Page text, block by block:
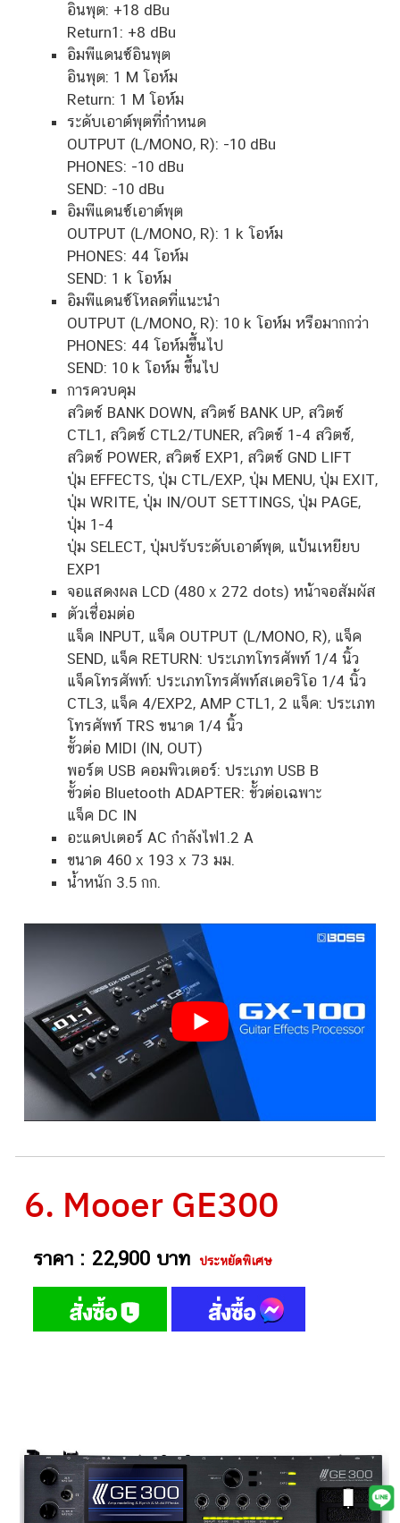
อินพุต: +18 dBu
Return1: +8 dBu
อิมพีแดนซ์อินพุต
อินพุต: 1 M โอห์ม
Return: 1 M โอห์ม
ระดับเอาต์พุตที่กำหนด
OUTPUT (L/MONO, R): -10 dBu
PHONES: -10 dBu
SEND: -10 dBu
อิมพีแดนซ์เอาต์พุต
OUTPUT (L/MONO, R): 1 k โอห์ม
PHONES: 44 โอห์ม
SEND: 1 k โอห์ม
อิมพีแดนซ์โหลดที่แนะนำ
OUTPUT (L/MONO, R): 10 k โอห์ม หรือมากกว่า
PHONES: 44 โอห์มขึ้นไป
SEND: 10 k โอห์ม ขึ้นไป
การควบคุม
สวิตช์ BANK DOWN, สวิตช์ BANK UP, สวิตช์
CTL1, สวิตช์ CTL2/TUNER, สวิตช์ 1-4 สวิตช์,
สวิตช์ POWER, สวิตช์ EXP1, สวิตช์ GND LIFT
ปุ่ม EFFECTS, ปุ่ม CTL/EXP, ปุ่ม MENU, ปุ่ม EXIT,
ปุ่ม WRITE, ปุ่ม IN/OUT SETTINGS, ปุ่ม PAGE,
ปุ่ม 1-4
ปุ่ม SELECT, ปุ่มปรับระดับเอาต์พุต, แป้นเหยียบ
EXP1
จอแสดงผล LCD (480 x 272 dots) หน้าจอสัมผัส
ตัวเชื่อมต่อ
แจ็ค INPUT, แจ็ค OUTPUT (L/MONO, R), แจ็ค
SEND, แจ็ค RETURN: ประเภทโทรศัพท์ 1/4 นิ้ว
แจ็คโทรศัพท์: ประเภทโทรศัพท์สเตอริโอ 1/4 นิ้ว
CTL3, แจ็ค 4/EXP2, AMP CTL1, 2 แจ็ค: ประเภท
โทรศัพท์ TRS ขนาด 1/4 นิ้ว
ขั้วต่อ MIDI (IN, OUT)
พอร์ต USB คอมพิวเตอร์: ประเภท USB B
ขั้วต่อ Bluetooth ADAPTER: ขั้วต่อเฉพาะ
แจ็ค DC IN
อะแดปเตอร์ AC กำลังไฟ1.2 A
ขนาด 460 x 193 x 73 มม.
น้ำหนัก 3.5 กก.
6. Mooer GE300
ราคา : 22,900 บาท ประหยัดพิเศษ